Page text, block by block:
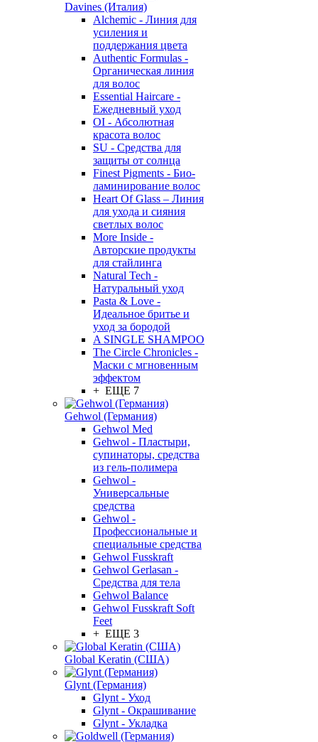
Davines (Италия)
Alchemic - Линия для
усиления и
поддержания цвета
Authentic Formulas -
Органическая линия
для волос
Essential Haircare -
Eжедневный уход
OI - Абсолютная
красота волос
SU - Средства для
защиты от солнца
Finest Pigments - Био-
ламинирование волос
Heart Of Glass – Линия
для ухода и сияния
светлых волос
More Inside -
Авторские продукты
для стайлинга
Natural Tech -
Натуральный уход
Pasta & Love -
Идеальное бритье и
уход за бородой
A SINGLE SHAMPOO
The Circle Chronicles -
Маски с мгновенным
эффектом
+ ЕЩЕ 7
Gehwol (Германия)
Gehwol Med
Gehwol - Пластыри,
супинаторы, средства
из гель-полимера
Gehwol -
Универсальные
средства
Gehwol -
Профессиональные и
специальные средства
Gehwol Fusskraft
Gehwol Gerlasan -
Средства для тела
Gehwol Balance
Gehwol Fusskraft Soft
Feet
+ ЕЩЕ 3
Global Keratin (США)
Glynt (Германия)
Glynt - Уход
Glynt - Окрашивание
Glynt - Укладка